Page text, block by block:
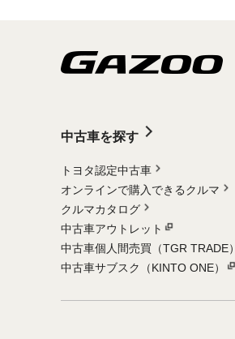
中古車を探す
トヨタ認定中古車
オンラインで購入できるクルマ
クルマカタログ
中古車アウトレット
中古車個人間売買（TGR TRADE）
中古車サブスク（KINTO ONE）